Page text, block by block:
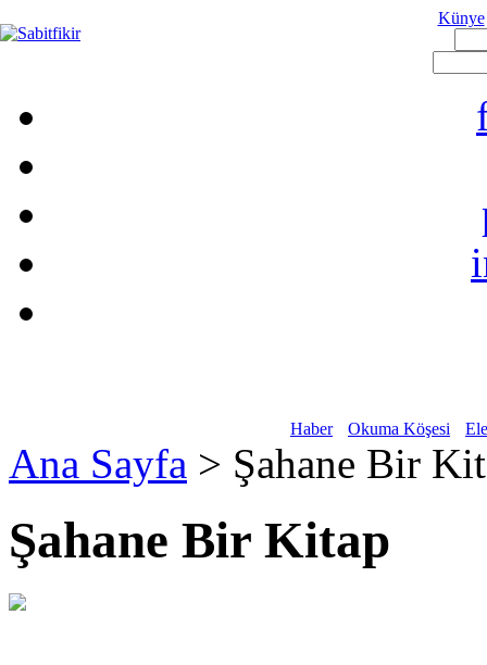
Künye
Haber Okuma Köşesi
Ana Sayfa > Şahane Bir
Şahane Bir Kitap